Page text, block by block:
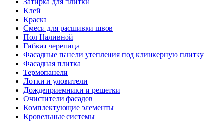
Клей
Краска
Смеси для расшивки швов
Пол Наливной
Гибкая черепица
Фасадные панели утепления под клинкерную плитку
Фасадная плитка
Термопанели
Лотки и уловители
Дождеприемники и решетки
Очистители фасадов
Комплектующие элементы
Кровельные системы